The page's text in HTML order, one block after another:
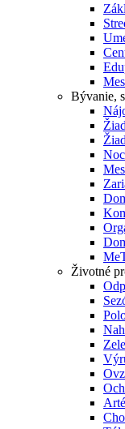
Bývanie,
Životné